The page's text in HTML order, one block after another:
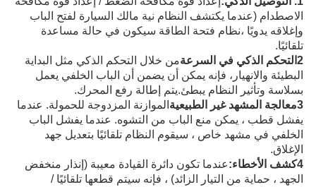
الاصطدام (عندما يكتشف النظام نية مالك السيارة لفتح الباب
وإغلاقه يدويًا ،نظام فتحة الطاقة سيكون في حالة مساعدة
تلقائيًا.
2التحكم الذكي في السرعة
من خلال التحكم الذكي مثل البداية
البطيئة والانهيار، فإنه يمكن أن يضمن أن الباب الخلفي يعمل
بسلاسة وتأثير النظام يبطئ.يتم إطالة رفع المحرك.
3معالجة المشهد غير الطبيعية
الموازنة المزدوجة للحمولة. عندما
يفشل قطب ، يمكن منع الباب من التشوه. عندما يفشل الباب
الخلفي في مشهد خاص ، سيقوم النظام تلقائيًا بتعديل جهد
الإغلاق.
4كشف الأخطاء:
عندما تكون دائرة القيادة معيبة (إنذار منخفض
الجهد ، حماية من التيار الزائد) ، فإنه سيتم قطعها تلقائيًا /